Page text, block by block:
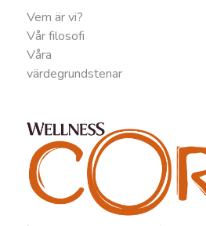
Vem är vi?
Vår filosofi
Våra
värdegrundstenar